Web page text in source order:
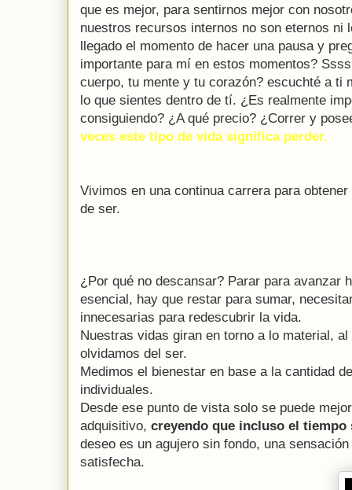
que es mejor, para sentirnos mejor con
nuestros recursos internos no son eternos ni
llegado el momento de hacer una pausa y
importante para mí en estos momentos?
cuerpo, tu mente y tu corazón? escuchté a ti
lo que sientes dentro de tí. ¿Es realmente
consiguiendo? ¿A qué precio? ¿Correr y
veces este tipo de vida significa perder.
Vivimos en una continua carrera para
de ser.
¿Por qué no descansar? Parar para avanzar
esencial, hay que restar para sumar,
innecesarias para redescubrir la vida.
Nuestras vidas giran en torno a lo material,
olvidamos del ser.
Medimos el bienestar en base a la cantidad
individuales.
Desde ese punto de vista solo se puede
adquisitivo, creyendo que incluso el
deseo es un agujero sin fondo, una
satisfecha.